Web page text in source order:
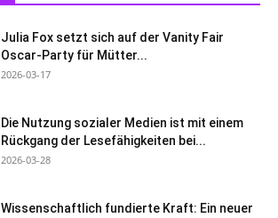
Julia Fox setzt sich auf der Vanity Fair
Oscar-Party für Mütter...
2026-03-17
Die Nutzung sozialer Medien ist mit einem
Rückgang der Lesefähigkeiten bei...
2026-03-28
Wissenschaftlich fundierte Kraft: Ein neuer